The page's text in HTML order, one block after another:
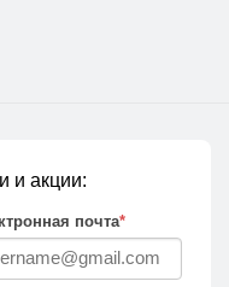
и акции:
почта*